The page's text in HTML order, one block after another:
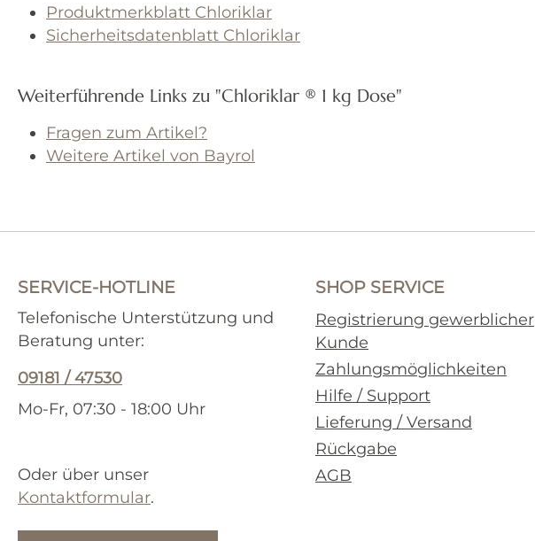
Produktmerkblatt Chloriklar
Sicherheitsdatenblatt Chloriklar
Weiterführende Links zu "Chloriklar ® 1 kg Dose"
Fragen zum Artikel?
Weitere Artikel von Bayrol
SERVICE-HOTLINE
Telefonische Unterstützung und
Beratung unter:
09181 / 47530
Mo-Fr, 07:30 - 18:00 Uhr
Oder über unser
Kontaktformular.
SHOP SERVICE
Registrierung gewerblicher
Kunde
Zahlungsmöglichkeiten
Hilfe / Support
Lieferung / Versand
Rückgabe
AGB